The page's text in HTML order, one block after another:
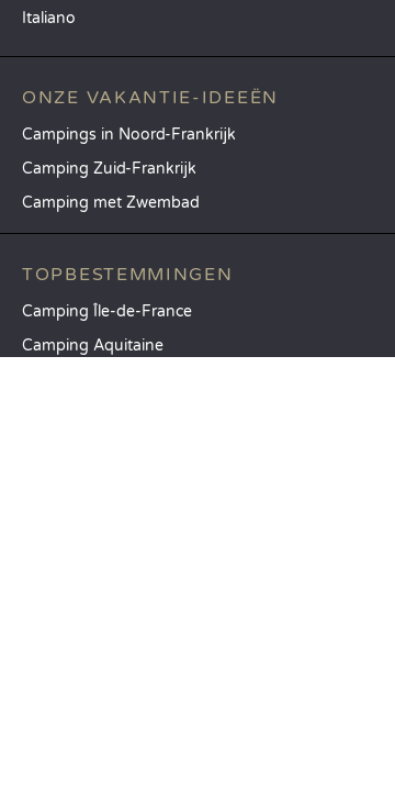
Italiano
ONZE VAKANTIE-IDEEËN
Campings in Noord-Frankrijk
Camping Zuid-Frankrijk
Camping met Zwembad
TOPBESTEMMINGEN
Camping Île-de-France
Camping Aquitaine